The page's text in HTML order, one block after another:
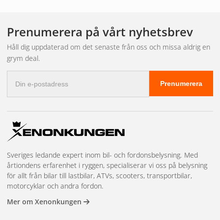
Så väljer du rätt LED-
ramp för dina behov
de viktigaste faktorerna så att du kan göra ett informerat
Välj rätt ljusbild (Beam Pattern)
Combo Beam (Driving Beam): Den absolut vanligaste
och mest rekommenderade ljusbilden. Den
optik (bred) för att ge dig det bästa av två världar: en
Prenumerera på vårt nyhetsbrev
Håll dig uppdaterad om det senaste från oss och missa aldrig en
grym deal.
postadress
Prenumerera
Sveriges ledande expert inom bil- och fordonsbelysning. Med
årtiondens erfarenhet i ryggen, specialiserar vi oss på belysning
för allt från bilar till lastbilar, ATVs, scooters, transportbilar,
motorcyklar och andra fordon.
Mer om Xenonkungen